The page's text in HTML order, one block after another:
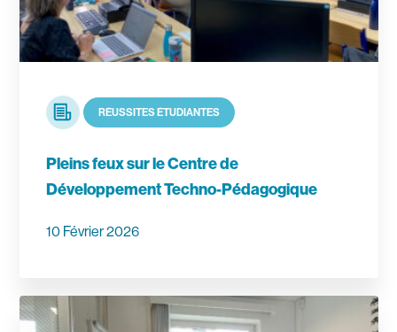
Pleins feux sur le Centre de
Développement Techno-Pédagogique
Article RÉUSSITES ÉTUDIANTES
10 Février 2026
En savoir plus